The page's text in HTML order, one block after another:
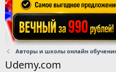
Авторы и школы онлайн
Udemy.com